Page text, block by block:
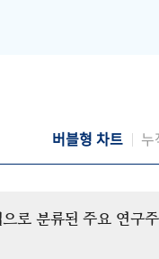
버블형 차트 누
로 분류된 주요 연구